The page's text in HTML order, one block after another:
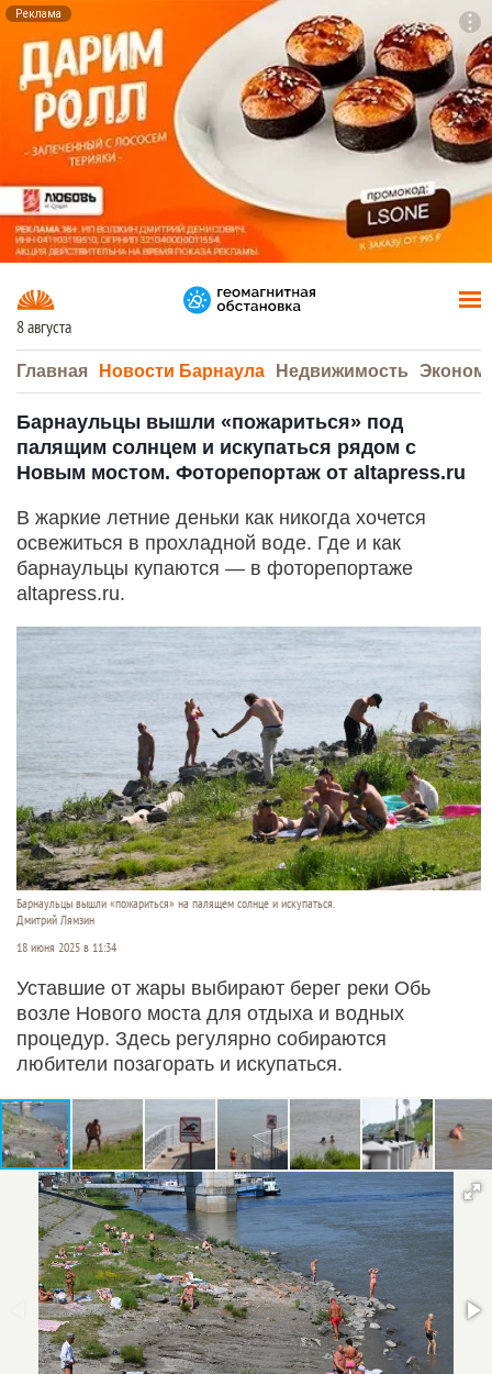
Реклама
8 августа
Главная Новости Барнаула Недвижимость
Барнаульцы вышли «пожариться» под
палящим солнцем и искупаться рядом с
Новым мостом. Фоторепортаж от altapress.ru
В жаркие летние деньки как никогда хочется
освежиться в прохладной воде. Где и как
барнаульцы купаются — в фоторепортаже
altapress.ru.
Барнаульцы вышли «пожариться» на палящем солнце и искупаться.
Дмитрий Лямзин
18 июня 2025 в 11:34
Уставшие от жары выбирают берег реки Обь
возле Нового моста для отдыха и водных
процедур. Здесь регулярно собираются
любители позагорать и искупаться.